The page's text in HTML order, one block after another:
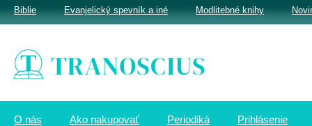
O nás Ako nakupovať Periodiká Prihlásenie
Biblie Evanjelický spevník a iné Modlitebné knihy